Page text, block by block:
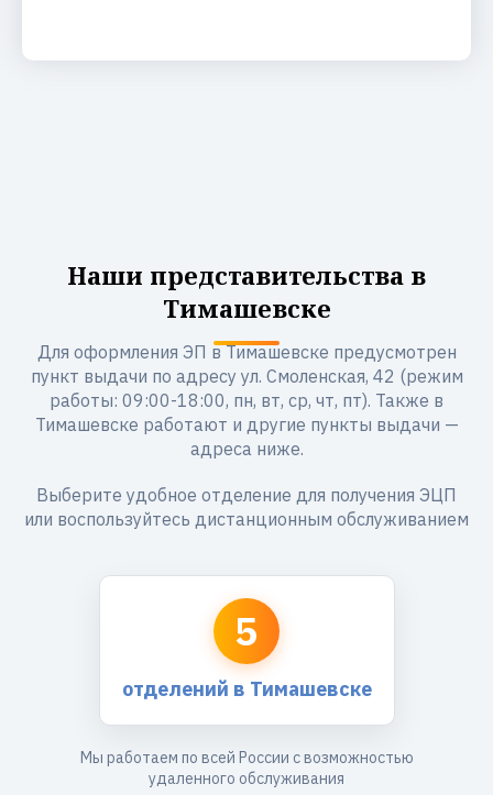
Наши представительства в
Тимашевске
Для оформления ЭП в Тимашевске предусмотрен
пункт выдачи по адресу ул. Смоленская, 42 (режим
работы: 09:00-18:00, пн, вт, ср, чт, пт). Также в
Тимашевске работают и другие пункты выдачи —
адреса ниже.
Выберите удобное отделение для получения ЭЦП
или воспользуйтесь дистанционным обслуживанием
5
отделений в Тимашевске
Мы работаем по всей России с возможностью
удаленного обслуживания